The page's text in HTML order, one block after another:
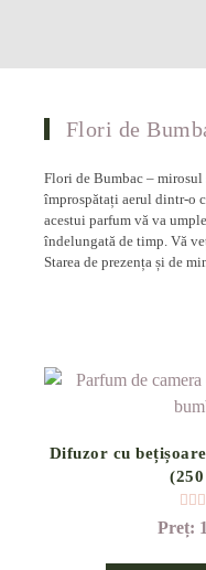
Flori de
Flori de Bumbac – mirosul
împrospătați aerul dintr-o
acestui parfum vă va
îndelungată de timp. Vă
Starea de prezența și de
Difuzor cu